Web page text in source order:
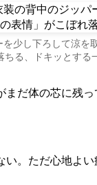
少し下ろして涼を
る、ドキッとする
だ体の芯に残
。ただ心地よ